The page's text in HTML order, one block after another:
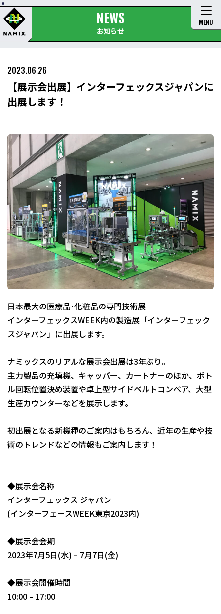
MENU
NEWS
お知らせ
2023.06.26
【展示会出展】インターフェックスジャパンに
出展します！
日本最大の医療品･化粧品の専門技術展
インターフェックスWEEK内の製造展「インターフェック
スジャパン」に出展します。
ナミックスのリアルな展示会出展は3年ぶり。
主力製品の充填機、キャッパー、カートナーのほか、ボト
ル回転位置決め装置や卓上型サイドベルトコンベア、大型
生産カウンターなどを展示します。
初出展となる新機種のご案内はもちろん、近年の生産や技
術のトレンドなどの情報もご案内します！
◆展示会名称
インターフェックス ジャパン
(インターフェースWEEK東京2023内)
◆展示会会期
2023年7月5日(水) – 7月7日(金)
◆展示会開催時間
10:00 – 17:00